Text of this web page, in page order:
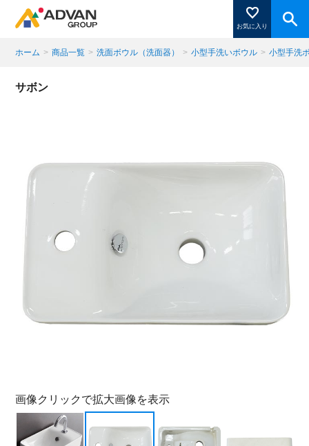
お気に入り
商品ページにある「お気に入り登録」を押すと登録した
ホーム > 商品一覧 > 洗面ボウル（洗面器） > 小型手洗いボウル > 小型手洗
サボン
画像クリックで拡大画像を表示